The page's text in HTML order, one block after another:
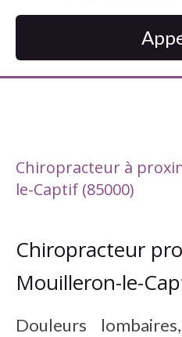
Chiropracteur à
le-Captif (85000)
Chiropracteur
Mouilleron-le-
Douleurs